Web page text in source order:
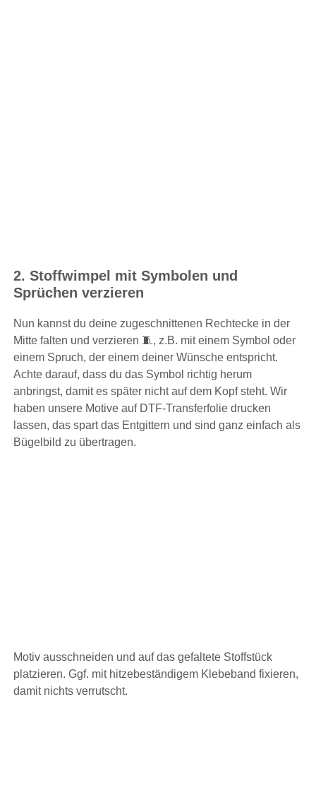
2. Stoffwimpel mit Symbolen und
Sprüchen verzieren
Nun kannst du deine zugeschnittenen Rechtecke in der
Mitte falten und verzieren 🧵, z.B. mit einem Symbol oder
einem Spruch, der einem deiner Wünsche entspricht.
Achte darauf, dass du das Symbol richtig herum
anbringst, damit es später nicht auf dem Kopf steht. Wir
haben unsere Motive auf DTF-Transferfolie drucken
lassen, das spart das Entgittern und sind ganz einfach als
Bügelbild zu übertragen.
Motiv ausschneiden und auf das gefaltete Stoffstück
platzieren. Ggf. mit hitzebeständigem Klebeband fixieren,
damit nichts verrutscht.